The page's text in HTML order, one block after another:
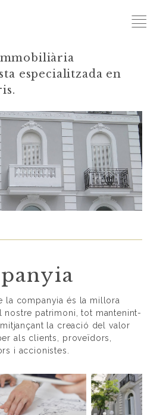
especialitzada en
la companyia és la millora
nostre patrimoni, tot mantenint-
mitjançant la creació del valor
als clients, proveïdors,
i accionistes.